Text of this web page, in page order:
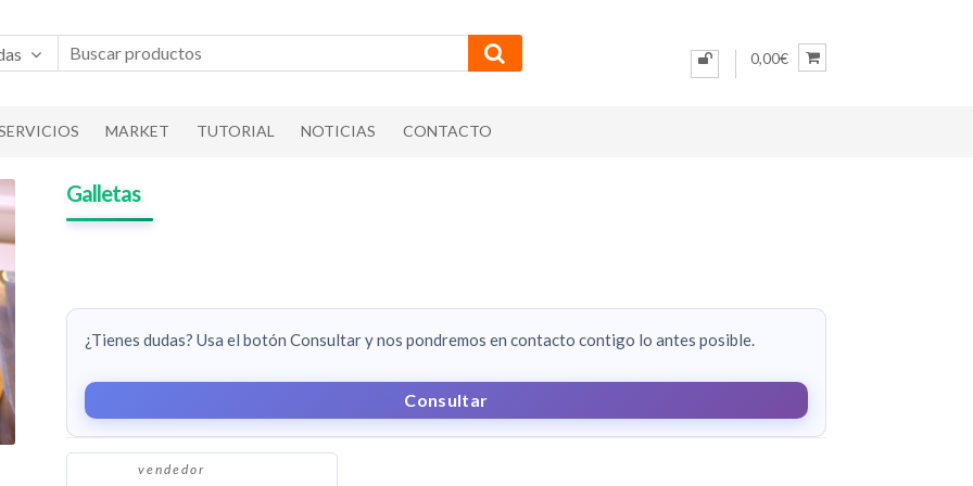
0,00€
MARKET TUTORIAL NOTICIAS CONTACTO
Galletas
¿Tienes dudas? Usa el botón Consultar y nos pondremos en contacto contigo lo antes posible.
Consultar
vendedor